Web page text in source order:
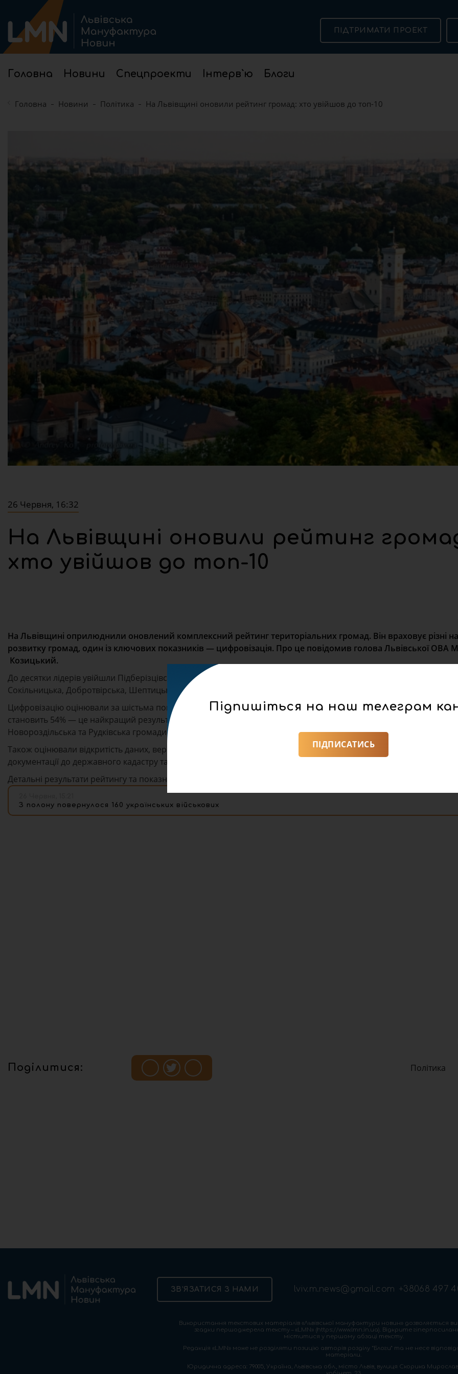
Головна Новини Спецпроекти Інтерв`ю Блоги
ПІДТРИМАТИ ПРОЕКТ
Головна Новини Політика На Львівщині оновили рейтинг громад: хто увійшов до топ-10
26 Червня, 16:32
На Львівщині оновили рейтинг
хто увійшов до топ-10
На Львівщині оприлюднили оновлений комплексний рейтинг територіальних громад. Він враховує різні
розвитку громад, один із ключових показників — цифровізація. Про це повідомив голова Львівської ОВА
Козицький.
До десятки лідерів увійшли Підберізцівська, Львівська, Пустомитівська, Новороздільська, Новояричівська,
Сокільницька, Добротвірська, Шептицька та Рудківська громади.
Цифровізацію оцінювали за шістьма показниками. Зокрема, середній індекс цифрової трансформації громад на
становить 54% — це найкращий результат серед усіх областей України. Найвищі показники мають Давидівська,
Новороздільська та Рудківська громади.
Також оцінювали відкритість даних, верифікацію адрес, наповнення Національного геопорталу, внесення
документації до державного кадастру та використання системи моніторингу енергоспоживання uMuni.
Детальні результати рейтингу та показники кожної громади можна
З полону повернулося 160 українських військових
Поділитися: Політика
ЗВ’ЯЗАТИСЯ З НАМИ lviv.m.news@gmail.com +38068 497
Використання текстових матеріалів «Львівської мануфактури новин» дозволяється
згадки першоджерела тексту – «LMN» (https://www.lmn.in.ua). Відкрите
міститися у першому абзаці тексту.
Редакція «LMN» може не розділяти позицію авторів розділу “Блоги” та не несе
матеріали.
Юридична адреса: 79005, Україна, Львівська обл., місто Львів, вулиця Скорика
Підпишіться на наш телеграм
ПІДПИСАТИСЬ